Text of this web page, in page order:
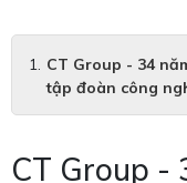
CT Group - 34
tập đoàn công
CT Group -